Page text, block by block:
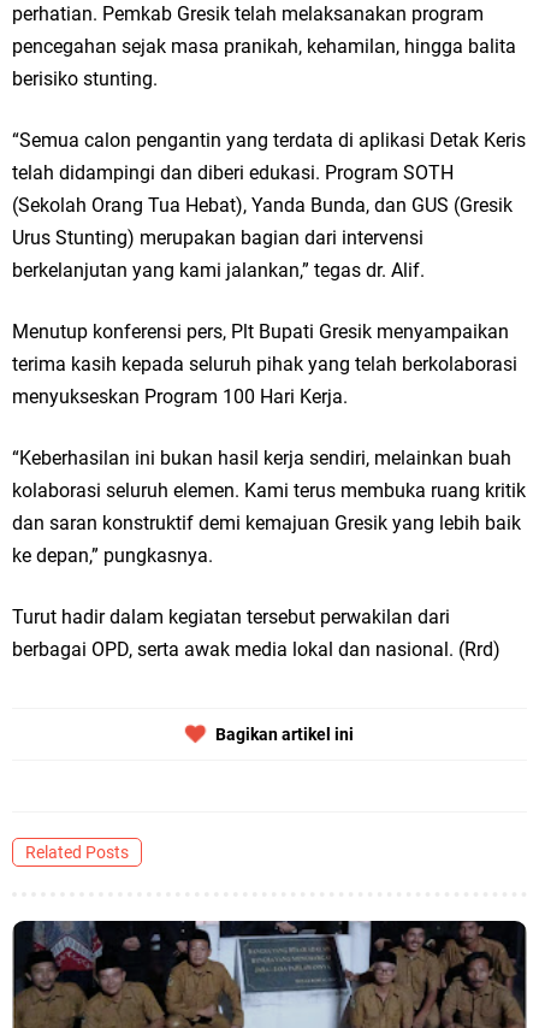
perhatian. Pemkab Gresik telah melaksanakan program
pencegahan sejak masa pranikah, kehamilan, hingga balita
berisiko stunting.
“Semua calon pengantin yang terdata di aplikasi Detak Keris
telah didampingi dan diberi edukasi. Program SOTH
(Sekolah Orang Tua Hebat), Yanda Bunda, dan GUS (Gresik
Urus Stunting) merupakan bagian dari intervensi
berkelanjutan yang kami jalankan,” tegas dr. Alif.
Menutup konferensi pers, Plt Bupati Gresik menyampaikan
terima kasih kepada seluruh pihak yang telah berkolaborasi
menyukseskan Program 100 Hari Kerja.
“Keberhasilan ini bukan hasil kerja sendiri, melainkan buah
kolaborasi seluruh elemen. Kami terus membuka ruang kritik
dan saran konstruktif demi kemajuan Gresik yang lebih baik
ke depan,” pungkasnya.
Turut hadir dalam kegiatan tersebut perwakilan dari
berbagai OPD, serta awak media lokal dan nasional. (Rrd)
Bagikan artikel ini
Related Posts